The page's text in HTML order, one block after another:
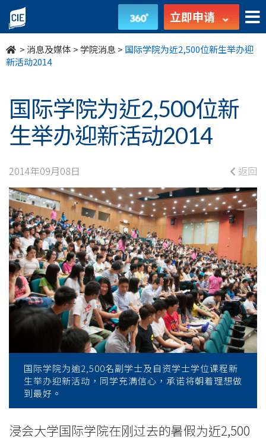
国
际
学
为
近
2,500
位
新
生
举
办
迎
2014
立即申请
>消息及媒体 >学院消息 > 国际学院为近2,500位新生举办迎
新活动2014
国际学院为近2,500位新
生举办迎新活动2014
2014年09月08日 返回
国际学院为逾2,500名副学士及自资学士学位课程新
生举办迎新活动，同学充满信心，承诺将朝着理想做
到最好。
浸会大学国际学院在刚过去的暑假为近2,500